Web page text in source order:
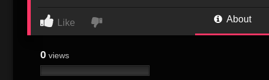
Like About
0 views